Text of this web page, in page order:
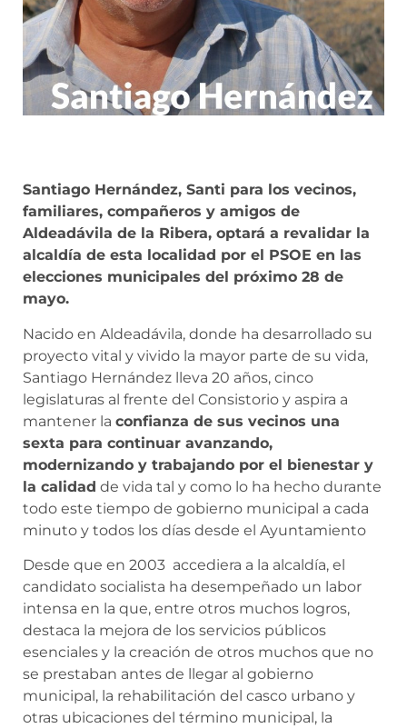
Santiago Hernández, Santi para los vecinos,
familiares, compañeros y amigos de
Aldeadávila de la Ribera, optará a revalidar la
alcaldía de esta localidad por el PSOE en las
elecciones municipales del próximo 28 de
mayo.
Nacido en Aldeadávila, donde ha desarrollado su
proyecto vital y vivido la mayor parte de su vida,
Santiago Hernández lleva 20 años, cinco
legislaturas al frente del Consistorio y aspira a
mantener la confianza de sus vecinos una
sexta para continuar avanzando,
modernizando y trabajando por el bienestar y
la calidad de vida tal y como lo ha hecho durante
todo este tiempo de gobierno municipal a cada
minuto y todos los días desde el Ayuntamiento
Desde que en 2003 accediera a la alcaldía, el
candidato socialista ha desempeñado un labor
intensa en la que, entre otros muchos logros,
destaca la mejora de los servicios públicos
esenciales y la creación de otros muchos que no
se prestaban antes de llegar al gobierno
municipal, la rehabilitación del casco urbano y
otras ubicaciones del término municipal, la